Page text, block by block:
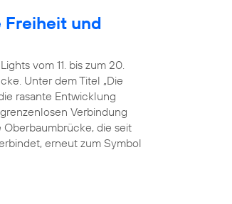
und
vom 11. bis zum 20.
Unter dem Titel „Die
rasante Entwicklung
Verbindung
die seit
erneut zum Symbol